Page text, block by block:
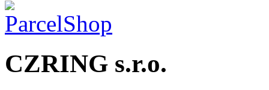
CZRING s.r.o.